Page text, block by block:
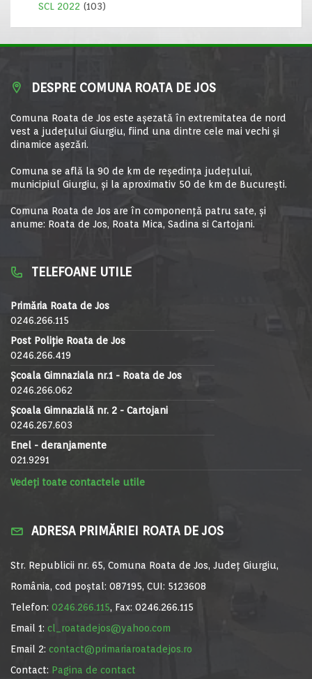
SCL 2022 (103)
DESPRE COMUNA ROATA DE JOS
Comuna Roata de Jos este aşezată în extremitatea de nord
vest a judeţului Giurgiu, fiind una dintre cele mai vechi şi
dinamice aşezări.
Comuna se află la 90 de km de reşedinţa judeţului,
municipiul Giurgiu, şi la aproximativ 50 de km de Bucureşti.
Comuna Roata de Jos are în componență patru sate, și
anume: Roata de Jos, Roata Mica, Sadina si Cartojani.
TELEFOANE UTILE
Primăria Roata de Jos
0246.266.115
Post Poliție Roata de Jos
0246.266.419
Școala Gimnaziala nr.1 - Roata de Jos
0246.266.062
Școala Gimnazială nr. 2 - Cartojani
0246.267.603
Enel - deranjamente
021.9291
Vedeți toate contactele utile
ADRESA PRIMĂRIEI ROATA DE JOS
Str. Republicii nr. 65, Comuna Roata de Jos, Județ Giurgiu,
România, cod poștal: 087195, CUI: 5123608
Telefon: 0246.266.115, Fax: 0246.266.115
Email 1: cl_roatadejos@yahoo.com
Email 2: contact@primariaroatadejos.ro
Contact: Pagina de contact